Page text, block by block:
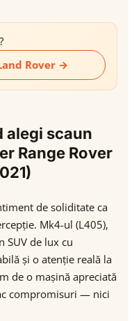
?
Rover →
alegi scaun
Range Rover
de soliditate ca
Mk4-ul (L405),
SUV de lux cu
și o atenție reală la
de o mașină apreciată
compromisuri — nici